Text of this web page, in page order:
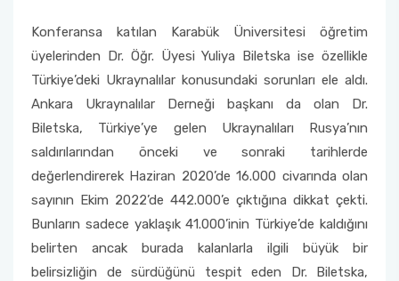
Konferansa katılan Karabük Üniversitesi öğretim
üyelerinden Dr. Öğr. Üyesi Yuliya Biletska ise özellikle
Türkiye’deki Ukraynalılar konusundaki sorunları ele aldı.
Ankara Ukraynalılar Derneği başkanı da olan Dr.
Biletska, Türkiye’ye gelen Ukraynalıları Rusya’nın
saldırılarından önceki ve sonraki tarihlerde
değerlendirerek Haziran 2020’de 16.000 civarında olan
sayının Ekim 2022’de 442.000’e çıktığına dikkat çekti.
Bunların sadece yaklaşık 41.000’inin Türkiye’de kaldığını
belirten ancak burada kalanlarla ilgili büyük bir
belirsizliğin de sürdüğünü tespit eden Dr. Biletska,
Paneli